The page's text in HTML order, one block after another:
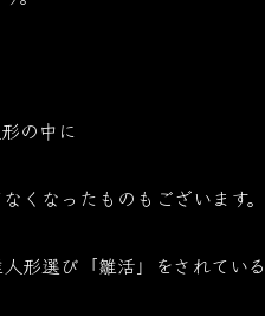
の中に
くなったものもございます。
形選び「雛活」をされている